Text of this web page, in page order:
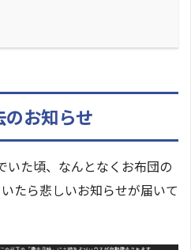
お知らせ
いた頃、なんとなくお布団の
たら悲しいお知らせが届いて